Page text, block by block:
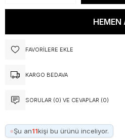
FAVORILERE EKLE
KARGO BEDAVA
SORULAR (0) VE CEVAPLAR (0)
●Şu an11kişi bu ürünü inceliyor.